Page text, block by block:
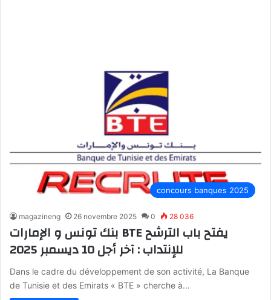
concours banques 2025
magazineng 26 novembre 2025 0 28 036
بنك تونس و الإمارات BTE يفتح باب الترشح
للإنتداب : آخر أجل 10 ديسمبر 2025
Dans le cadre du développement de son activité, La Banque
de Tunisie et des Emirats « BTE » cherche à…